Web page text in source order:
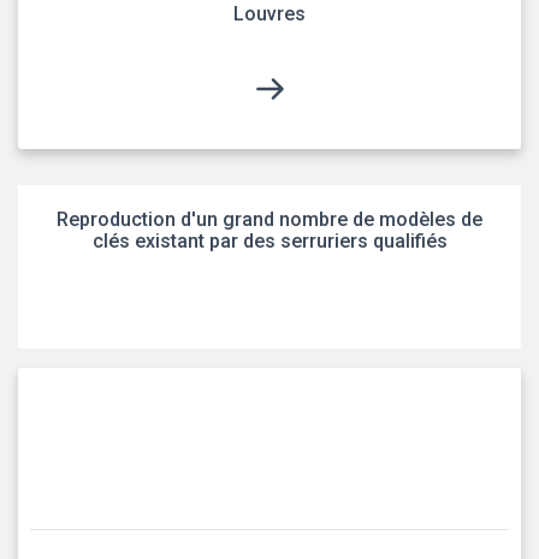
Louvres
Reproduction d'un grand nombre de modèles de
clés existant par des serruriers qualifiés